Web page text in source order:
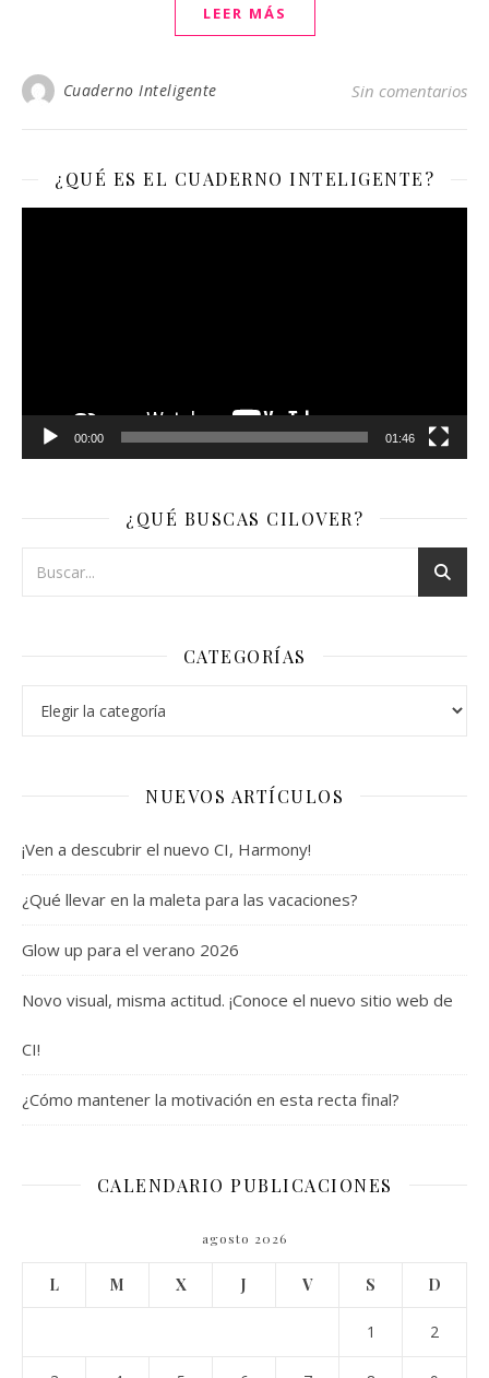
LEER MÁS
Cuaderno Inteligente Sin comentarios
¿QUÉ ES EL CUADERNO INTELIGENTE?
00:00 01:46
¿QUÉ BUSCAS CILOVER?
CATEGORÍAS
NUEVOS ARTÍCULOS
¡Ven a descubrir el nuevo CI, Harmony!
¿Qué llevar en la maleta para las vacaciones?
Glow up para el verano 2026
Novo visual, misma actitud. ¡Conoce el nuevo sitio web de
CI!
¿Cómo mantener la motivación en esta recta final?
CALENDARIO PUBLICACIONES
agosto 2026
L M X J V S D
1 2